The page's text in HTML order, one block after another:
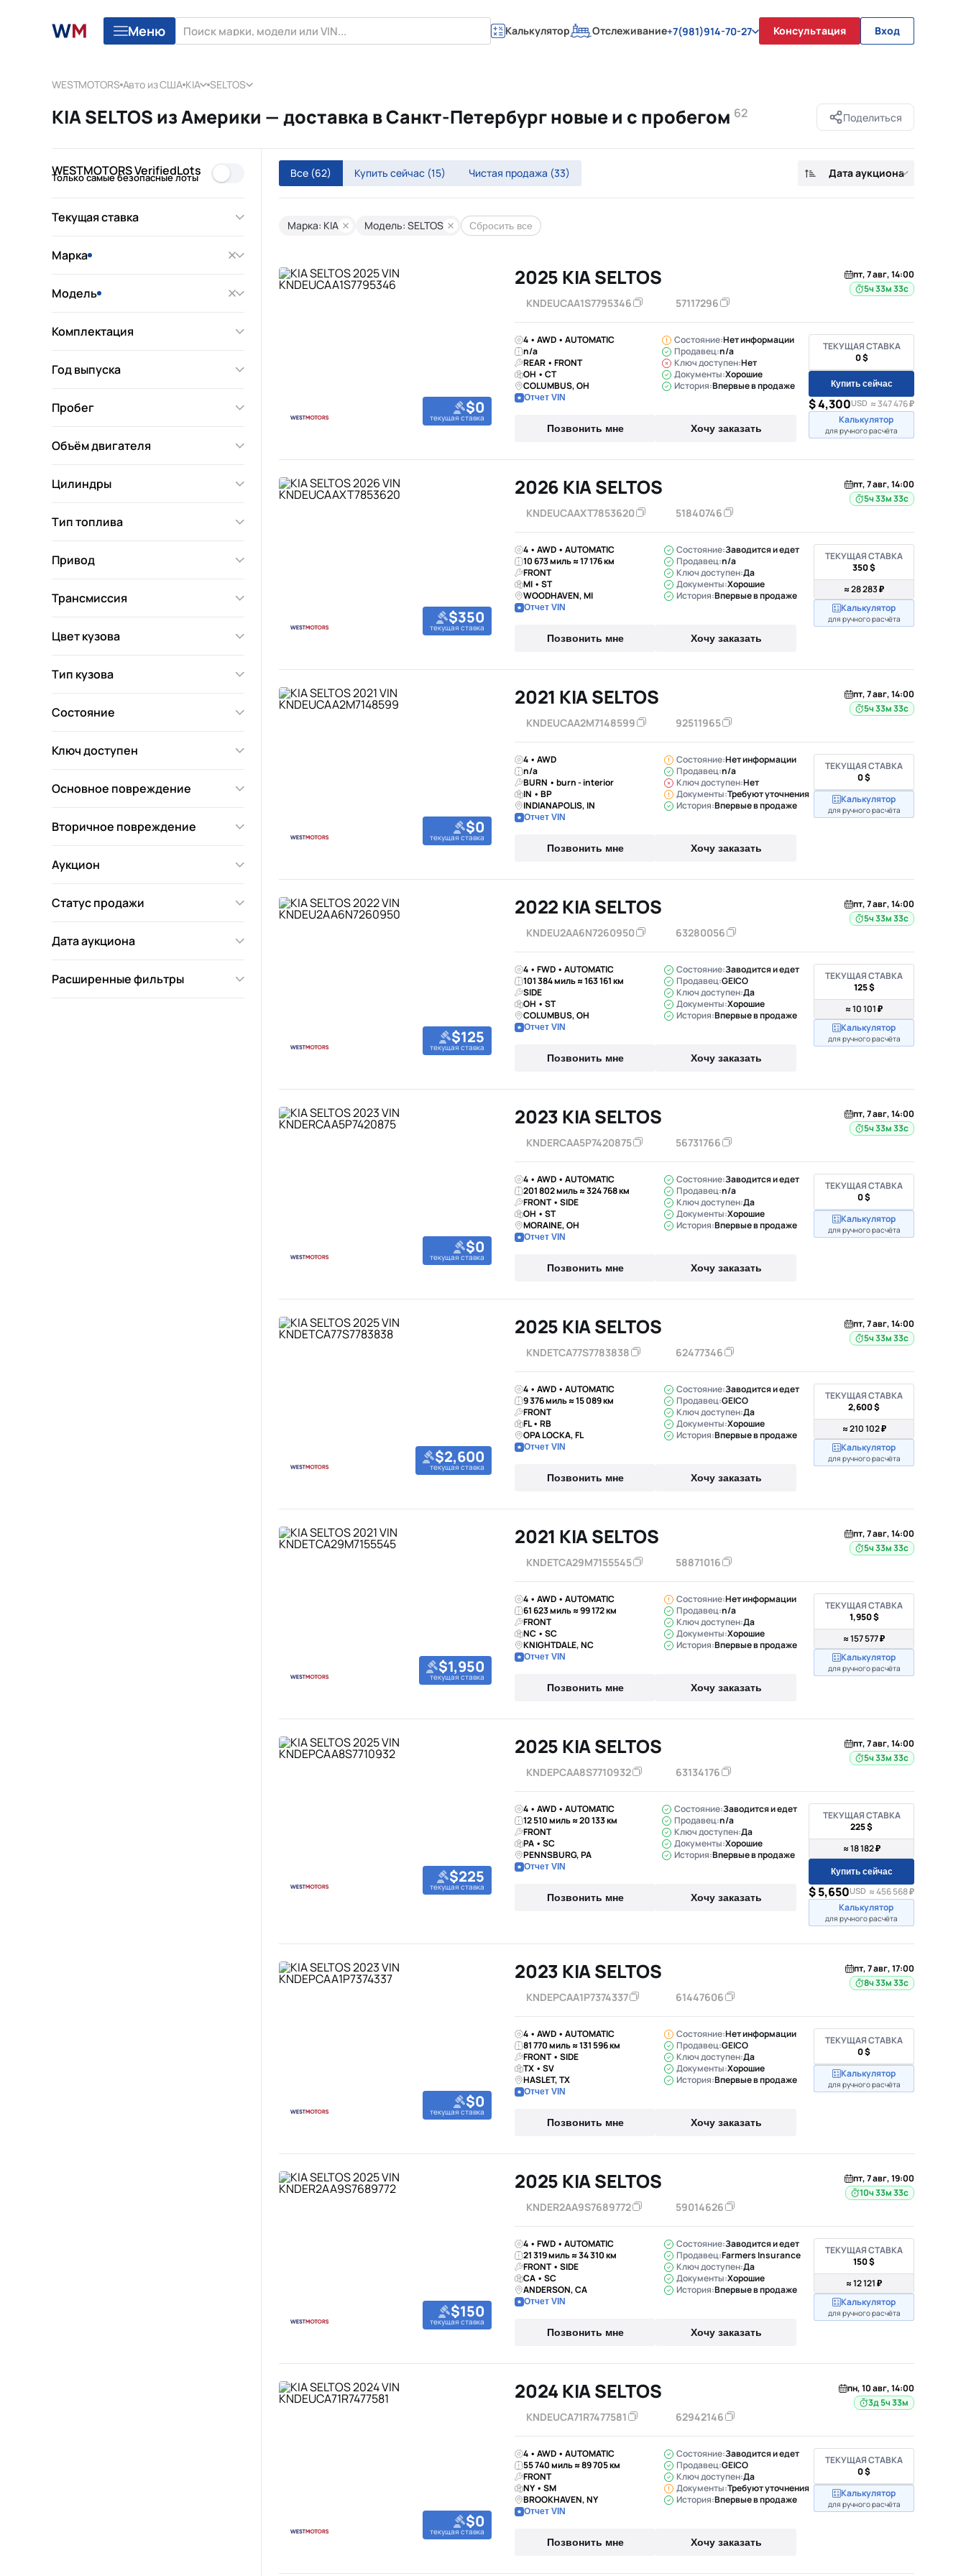
Меню Калькулятор Отслеживание+7(981)914-70-27 Консультация Вход
WESTMOTORS Авто из США KIA SELTOS
KIA SELTOS из Америки — доставка в Санкт-Петербург новые и с пробегом 62 Поделиться
WESTMOTORS VerifiedLots
Только самые безопасные лоты
Текущая ставка
Марка
Модель
Комплектация
Год выпуска
Пробег
Объём двигателя
Цилиндры
Тип топлива
Привод
Трансмиссия
Цвет кузова
Тип кузова
Состояние
Ключ доступен
Основное повреждение
Вторичное повреждение
Аукцион
Статус продажи
Дата аукциона
Расширенные фильтры
Дата аукциона
Все (62) Купить сейчас (15) Чистая продажа (33)
Марка: KIA Модель: SELTOS Сбросить все
$0
текущая ставка
2025 KIA SELTOS
KNDEUCAA1S7795346 57117296
пт, 7 авг, 14:00
5ч 33м 32с
4 • AWD • AUTOMATIC
n/a
REAR • FRONT
OH • CT
COLUMBUS, OH
Отчет VIN
Состояние:Нет информации
Продавец:n/a
Ключ доступен:Нет
Документы:Хорошие
История:Впервые в продаже
Позвонить мне Хочу заказать
ТЕКУЩАЯ СТАВКА
0 $
Купить сейчас
$ 4,300USD ≈ 347 476 ₽
Калькулятор
для ручного расчёта
$350
текущая ставка
2026 KIA SELTOS
KNDEUCAAXT7853620 51840746
пт, 7 авг, 14:00
5ч 33м 32с
4 • AWD • AUTOMATIC
10 673 миль ≈ 17 176 км
FRONT
MI • ST
WOODHAVEN, MI
Отчет VIN
Состояние:Заводится и едет
Продавец:n/a
Ключ доступен:Да
Документы:Хорошие
История:Впервые в продаже
Позвонить мне Хочу заказать
ТЕКУЩАЯ СТАВКА
350 $
≈ 28 283 ₽
Калькулятор
для ручного расчёта
$0
текущая ставка
2021 KIA SELTOS
KNDEUCAA2M7148599 92511965
пт, 7 авг, 14:00
5ч 33м 32с
4 • AWD
n/a
BURN • burn - interior
IN • BP
INDIANAPOLIS, IN
Отчет VIN
Состояние:Нет информации
Продавец:n/a
Ключ доступен:Нет
Документы:Требуют уточнения
История:Впервые в продаже
Позвонить мне Хочу заказать
ТЕКУЩАЯ СТАВКА
0 $
Калькулятор
для ручного расчёта
$125
текущая ставка
2022 KIA SELTOS
KNDEU2AA6N7260950 63280056
пт, 7 авг, 14:00
5ч 33м 32с
4 • FWD • AUTOMATIC
101 384 миль ≈ 163 161 км
SIDE
OH • ST
COLUMBUS, OH
Отчет VIN
Состояние:Заводится и едет
Продавец:GEICO
Ключ доступен:Да
Документы:Хорошие
История:Впервые в продаже
Позвонить мне Хочу заказать
ТЕКУЩАЯ СТАВКА
125 $
≈ 10 101 ₽
Калькулятор
для ручного расчёта
$0
текущая ставка
2023 KIA SELTOS
KNDERCAA5P7420875 56731766
пт, 7 авг, 14:00
5ч 33м 32с
4 • AWD • AUTOMATIC
201 802 миль ≈ 324 768 км
FRONT • SIDE
OH • ST
MORAINE, OH
Отчет VIN
Состояние:Заводится и едет
Продавец:n/a
Ключ доступен:Да
Документы:Хорошие
История:Впервые в продаже
Позвонить мне Хочу заказать
ТЕКУЩАЯ СТАВКА
0 $
Калькулятор
для ручного расчёта
$2,600
текущая ставка
2025 KIA SELTOS
KNDETCA77S7783838 62477346
пт, 7 авг, 14:00
5ч 33м 32с
4 • AWD • AUTOMATIC
9 376 миль ≈ 15 089 км
FRONT
FL • RB
OPA LOCKA, FL
Отчет VIN
Состояние:Заводится и едет
Продавец:GEICO
Ключ доступен:Да
Документы:Хорошие
История:Впервые в продаже
Позвонить мне Хочу заказать
ТЕКУЩАЯ СТАВКА
2,600 $
≈ 210 102 ₽
Калькулятор
для ручного расчёта
$1,950
текущая ставка
2021 KIA SELTOS
KNDETCA29M7155545 58871016
пт, 7 авг, 14:00
5ч 33м 32с
4 • AWD • AUTOMATIC
61 623 миль ≈ 99 172 км
FRONT
NC • SC
KNIGHTDALE, NC
Отчет VIN
Состояние:Нет информации
Продавец:n/a
Ключ доступен:Да
Документы:Хорошие
История:Впервые в продаже
Позвонить мне Хочу заказать
ТЕКУЩАЯ СТАВКА
1,950 $
≈ 157 577 ₽
Калькулятор
для ручного расчёта
$225
текущая ставка
2025 KIA SELTOS
KNDEPCAA8S7710932 63134176
пт, 7 авг, 14:00
5ч 33м 32с
4 • AWD • AUTOMATIC
12 510 миль ≈ 20 133 км
FRONT
PA • SC
PENNSBURG, PA
Отчет VIN
Состояние:Заводится и едет
Продавец:n/a
Ключ доступен:Да
Документы:Хорошие
История:Впервые в продаже
Позвонить мне Хочу заказать
ТЕКУЩАЯ СТАВКА
225 $
≈ 18 182 ₽
Купить сейчас
$ 5,650USD ≈ 456 568 ₽
Калькулятор
для ручного расчёта
$0
текущая ставка
2023 KIA SELTOS
KNDEPCAA1P7374337 61447606
пт, 7 авг, 17:00
8ч 33м 32с
4 • AWD • AUTOMATIC
81 770 миль ≈ 131 596 км
FRONT • SIDE
TX • SV
HASLET, TX
Отчет VIN
Состояние:Нет информации
Продавец:GEICO
Ключ доступен:Да
Документы:Хорошие
История:Впервые в продаже
Позвонить мне Хочу заказать
ТЕКУЩАЯ СТАВКА
0 $
Калькулятор
для ручного расчёта
$150
текущая ставка
2025 KIA SELTOS
KNDER2AA9S7689772 59014626
пт, 7 авг, 19:00
10ч 33м 32с
4 • FWD • AUTOMATIC
21 319 миль ≈ 34 310 км
FRONT • SIDE
CA • SC
ANDERSON, CA
Отчет VIN
Состояние:Заводится и едет
Продавец:Farmers Insurance
Ключ доступен:Да
Документы:Хорошие
История:Впервые в продаже
Позвонить мне Хочу заказать
ТЕКУЩАЯ СТАВКА
150 $
≈ 12 121 ₽
Калькулятор
для ручного расчёта
$0
текущая ставка
2024 KIA SELTOS
KNDEUCA71R7477581 62942146
пн, 10 авг, 14:00
3д 5ч 33м
4 • AWD • AUTOMATIC
55 740 миль ≈ 89 705 км
FRONT
NY • SM
BROOKHAVEN, NY
Отчет VIN
Состояние:Заводится и едет
Продавец:GEICO
Ключ доступен:Да
Документы:Требуют уточнения
История:Впервые в продаже
Позвонить мне Хочу заказать
ТЕКУЩАЯ СТАВКА
0 $
Калькулятор
для ручного расчёта